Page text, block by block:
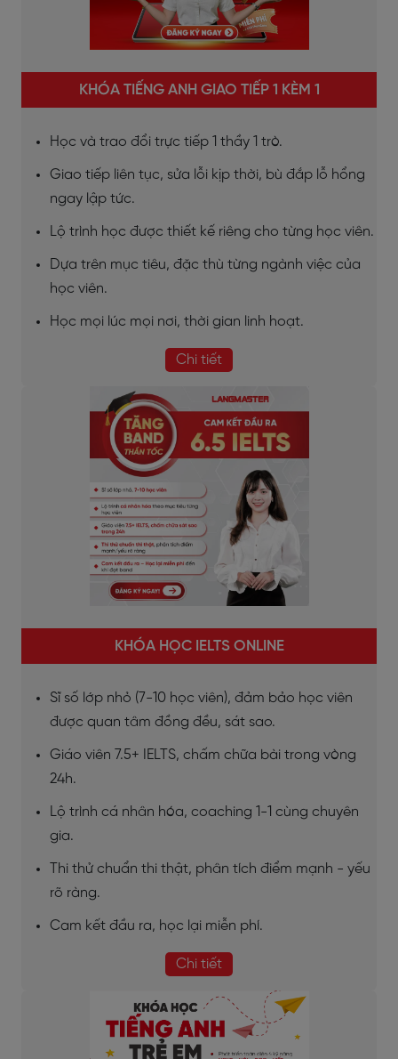
KHÓA TIẾNG ANH GIAO TIẾP 1 KÈM 1
Học và trao đổi trực tiếp 1 thầy 1 trò.
Giao tiếp liên tục, sửa lỗi kịp thời, bù đắp lỗ hổng
ngay lập tức.
Lộ trình học được thiết kế riêng cho từng học viên.
Dựa trên mục tiêu, đặc thù từng ngành việc của
học viên.
Học mọi lúc mọi nơi, thời gian linh hoạt.
Chi tiết
KHÓA HỌC IELTS ONLINE
Sĩ số lớp nhỏ (7-10 học viên), đảm bảo học viên
được quan tâm đồng đều, sát sao.
Giáo viên 7.5+ IELTS, chấm chữa bài trong vòng
24h.
Lộ trình cá nhân hóa, coaching 1-1 cùng chuyên
gia.
Thi thử chuẩn thi thật, phân tích điểm mạnh - yếu
rõ ràng.
Cam kết đầu ra, học lại miễn phí.
Chi tiết